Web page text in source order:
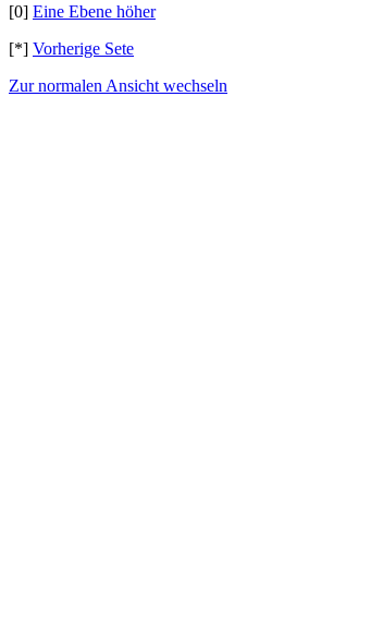
[0] Eine Ebene höher
[*] Vorherige Sete
Zur normalen Ansicht wechseln